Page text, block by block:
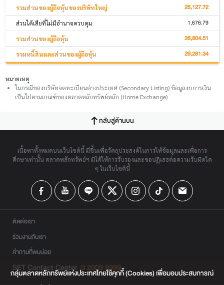
รวมส่วนของผู้ถือหุ้นของบริษัทใหญ่ 25,127.72
ส่วนได้เสียที่ไม่มีอำนาจควบคุม 1,676.79
รวมส่วนของผู้ถือหุ้น 26,804.51
รวมหนี้สินและส่วนของผู้ถือหุ้น 29,281.34
หมายเหตุ
ในกรณีของบริษัทจดทะเบียนต่างประเทศ (Secondary Listing) ข้อมูลงบการเงิน
เป็นไปตามเกณฑ์ของตลาดหลักทรัพย์หลัก (Home Exchange)
กลับสู่ด้านบน
เนื้อหาทั้งหมดบนเว็บไซต์นี้ มีขึ้นเพื่อวัตถุประสงค์ในการให้ข้อมูลและเพื่อการ
ศึกษาเท่านั้น ตลาดหลักทรัพย์ฯ มิได้ให้การรับรองและขอปฏิเสธต่อความรับผิดใด
ๆ ในเว็บไซต์นี้
ติดต่อเรา
ร่วมงานกับเรา
คำถามที่พบบ่อย
SET Contact Center 0 2009 9999
กลุ่มตลาดหลักทรัพย์แห่งประเทศไทยใช้คุกกี้ (Cookies) เพื่อมอบประสบการณ์